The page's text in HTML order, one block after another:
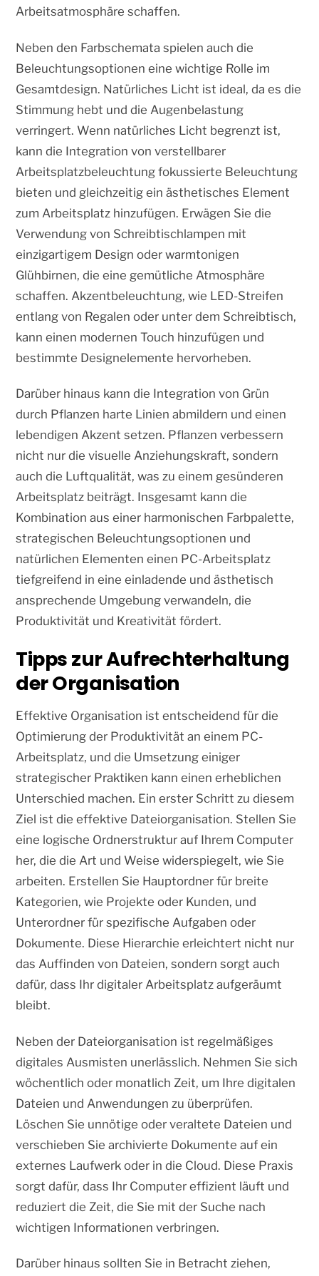
Arbeitsatmosphäre schaffen.
Neben den Farbschemata spielen auch die
Beleuchtungsoptionen eine wichtige Rolle im
Gesamtdesign. Natürliches Licht ist ideal, da es die
Stimmung hebt und die Augenbelastung
verringert. Wenn natürliches Licht begrenzt ist,
kann die Integration von verstellbarer
Arbeitsplatzbeleuchtung fokussierte Beleuchtung
bieten und gleichzeitig ein ästhetisches Element
zum Arbeitsplatz hinzufügen. Erwägen Sie die
Verwendung von Schreibtischlampen mit
einzigartigem Design oder warmtonigen
Glühbirnen, die eine gemütliche Atmosphäre
schaffen. Akzentbeleuchtung, wie LED-Streifen
entlang von Regalen oder unter dem Schreibtisch,
kann einen modernen Touch hinzufügen und
bestimmte Designelemente hervorheben.
Darüber hinaus kann die Integration von Grün
durch Pflanzen harte Linien abmildern und einen
lebendigen Akzent setzen. Pflanzen verbessern
nicht nur die visuelle Anziehungskraft, sondern
auch die Luftqualität, was zu einem gesünderen
Arbeitsplatz beiträgt. Insgesamt kann die
Kombination aus einer harmonischen Farbpalette,
strategischen Beleuchtungsoptionen und
natürlichen Elementen einen PC-Arbeitsplatz
tiefgreifend in eine einladende und ästhetisch
ansprechende Umgebung verwandeln, die
Produktivität und Kreativität fördert.
Tipps zur Aufrechterhaltung
der Organisation
Effektive Organisation ist entscheidend für die
Optimierung der Produktivität an einem PC-
Arbeitsplatz, und die Umsetzung einiger
strategischer Praktiken kann einen erheblichen
Unterschied machen. Ein erster Schritt zu diesem
Ziel ist die effektive Dateiorganisation. Stellen Sie
eine logische Ordnerstruktur auf Ihrem Computer
her, die die Art und Weise widerspiegelt, wie Sie
arbeiten. Erstellen Sie Hauptordner für breite
Kategorien, wie Projekte oder Kunden, und
Unterordner für spezifische Aufgaben oder
Dokumente. Diese Hierarchie erleichtert nicht nur
das Auffinden von Dateien, sondern sorgt auch
dafür, dass Ihr digitaler Arbeitsplatz aufgeräumt
bleibt.
Neben der Dateiorganisation ist regelmäßiges
digitales Ausmisten unerlässlich. Nehmen Sie sich
wöchentlich oder monatlich Zeit, um Ihre digitalen
Dateien und Anwendungen zu überprüfen.
Löschen Sie unnötige oder veraltete Dateien und
verschieben Sie archivierte Dokumente auf ein
externes Laufwerk oder in die Cloud. Diese Praxis
sorgt dafür, dass Ihr Computer effizient läuft und
reduziert die Zeit, die Sie mit der Suche nach
wichtigen Informationen verbringen.
Darüber hinaus sollten Sie in Betracht ziehen,